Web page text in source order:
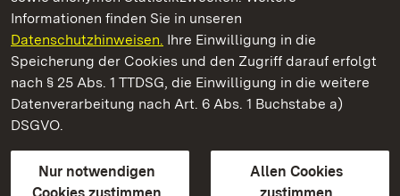
Informationen finden Sie in unseren
Datenschutzhinweisen. Ihre Einwilligung in die
Speicherung der Cookies und den Zugriff darauf erfolgt
nach § 25 Abs. 1 TTDSG, die Einwilligung in die weitere
Datenverarbeitung nach Art. 6 Abs. 1 Buchstabe a)
DSGVO.
Nur notwendigen
Allen Cookies
Staatliche Schlösser und Gärten Baden‑Württemberg
Staatliche Schlösser und Gärten Baden-Württemberg
Kontakt
GebärdenspracheLeichte Sprache
Erklärung zur Barrierefreiheit
BITV-konform (geprüfte Seiten)